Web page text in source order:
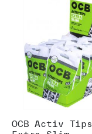
OCB Activ Tips